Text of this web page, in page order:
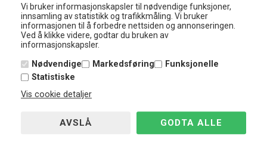
Vi bruker informasjonskapsler til nødvendige funksjoner,
innsamling av statistikk og trafikkmåling. Vi bruker
informasjonen til å forbedre nettsiden og annonseringen.
Ved å klikke videre, godtar du bruken av
informasjonskapsler.
Nødvendige Markedsføring
Funksjonelle
Statistiske
Vis cookie detaljer
VW Golf 8 (2019 - Frem )